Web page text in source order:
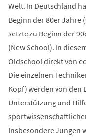
Welt. In Deutschland
Beginn der 80er Jahre
setzte zu Beginn der
(New School). In
Oldschool direkt von
Die einzelnen
Kopf) werden von den
Unterstützung und
Insbesondere Jungen